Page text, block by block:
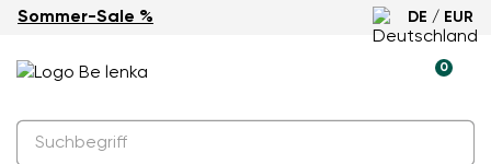
Sommer-Sale % DE / EUR
0
-25%